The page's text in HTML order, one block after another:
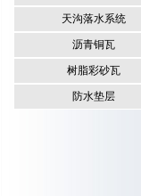
天沟落水系统
沥青铜瓦
树脂彩砂瓦
防水垫层